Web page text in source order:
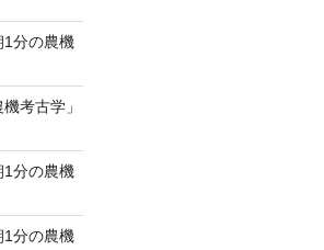
1分の農機
考古学」
1分の農機
1分の農機